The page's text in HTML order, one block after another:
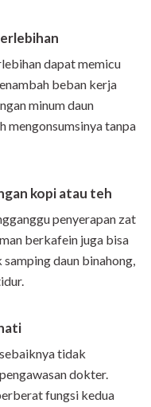
dapat memicu
beban kerja
minum daun
mengonsumsinya tanpa
kopi atau teh
penyerapan zat
berkafein juga bisa
daun binahong,
tidak
dokter.
fungsi kedua